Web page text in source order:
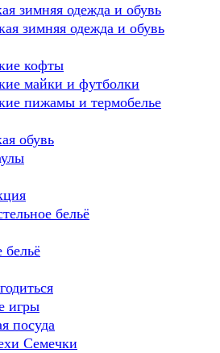
зимняя одежда и обувь
зимняя одежда и обувь
кофты
майки и футболки
пижамы и термобелье
обувь
бельё
бельё
игры
посуда
Семечки